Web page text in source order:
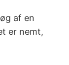
af en
er nemt,